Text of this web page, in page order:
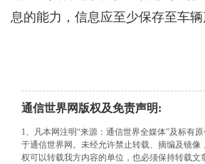
息的能力，信息应至少保存至车辆
通信世界网版权及免责声明:
1、凡本网注明“来源：通信世界全媒体”及标有
于通信世界网。未经允许禁止转载、摘编及镜像
权可以转载我方内容的单位，也必须保持转载文